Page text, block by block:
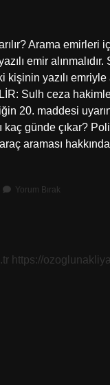
Arama
emir
kişinin yazılı
Sulh ceza
20. maddesi
kaç günde çıkar?
araması
Yorum Bırak
https://